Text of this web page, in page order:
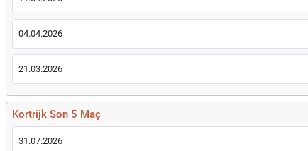
04.04.2026
21.03.2026
Kortrijk Son 5 Maç
31.07.2026